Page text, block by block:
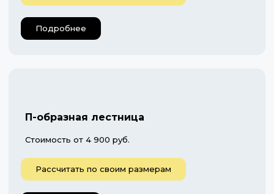
Подробнее
П-образная лестница
Стоимость от 4 900 руб.
Рассчитать по своим размерам